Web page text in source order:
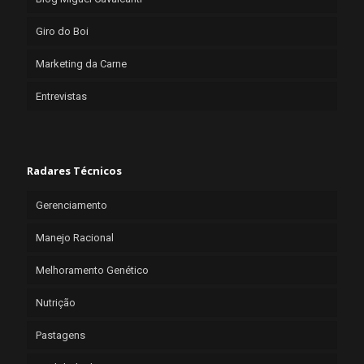
Giro do Boi
Marketing da Carne
Entrevistas
Radares Técnicos
Gerenciamento
Manejo Racional
Melhoramento Genético
Nutrição
Pastagens